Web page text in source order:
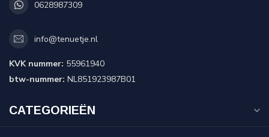
0628987309
info@tenuetje.nl
KVK nummer: 55961940
btw-nummer: NL851923987B01
CATEGORIEËN